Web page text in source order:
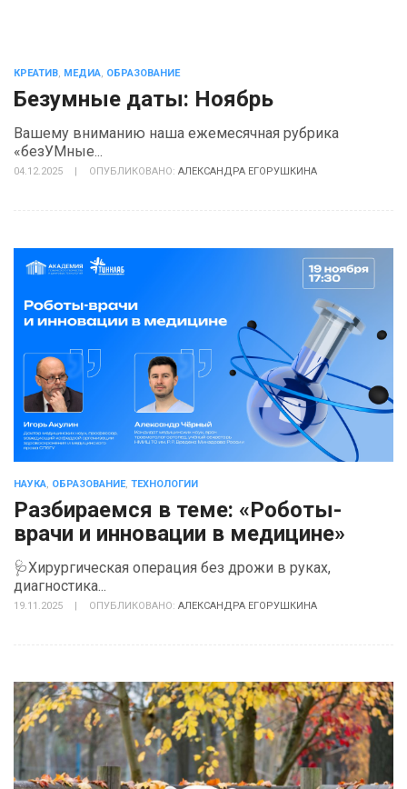
КРЕАТИВ, МЕДИА, ОБРАЗОВАНИЕ
Безумные даты: Ноябрь
Вашему вниманию наша ежемесячная рубрика
«безУМные...
04.12.2025 ОПУБЛИКОВАНО: АЛЕКСАНДРА ЕГОРУШКИНА
НАУКА, ОБРАЗОВАНИЕ, ТЕХНОЛОГИИ
Разбираемся в теме: «Роботы-
врачи и инновации в медицине»
🩺Хирургическая операция без дрожи в руках,
диагностика...
19.11.2025 ОПУБЛИКОВАНО: АЛЕКСАНДРА ЕГОРУШКИНА